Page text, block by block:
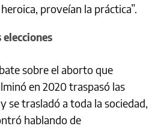
proveían la práctica”.
sobre el aborto que
en 2020 traspasó las
se trasladó a toda la sociedad,
hablando de